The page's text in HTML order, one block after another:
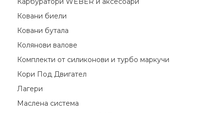
Ковани биели
Ковани бутала
Колянови валове
Комплекти от силиконови и турбо маркучи
Кори Под Двигател
Лагери
Маслена система